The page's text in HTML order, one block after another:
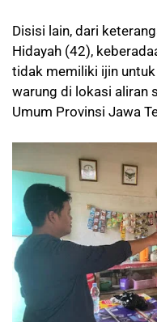
Disisi lain, dari
Hidayah (42),
tidak memiliki ijin
warung di lokasi aliran
Umum Provinsi Jawa